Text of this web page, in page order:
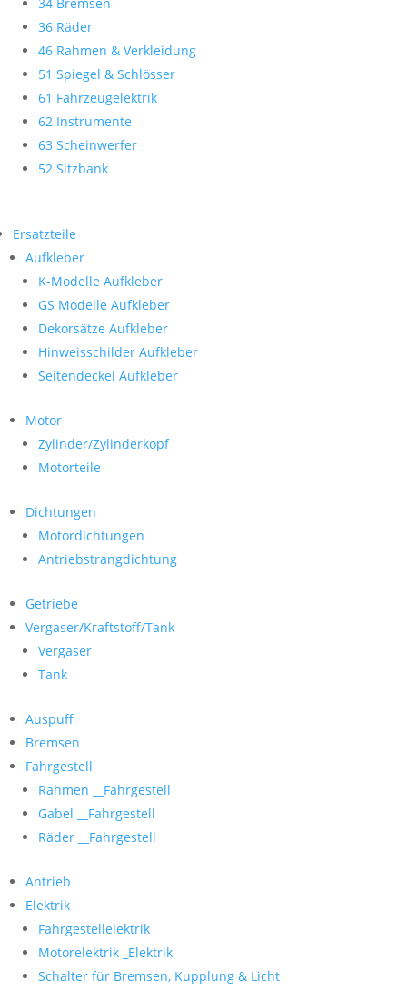
36 Räder
46 Rahmen & Verkleidung
51 Spiegel & Schlösser
61 Fahrzeugelektrik
62 Instrumente
63 Scheinwerfer
52 Sitzbank
Ersatzteile
Aufkleber
K-Modelle Aufkleber
GS Modelle Aufkleber
Dekorsätze Aufkleber
Hinweisschilder Aufkleber
Seitendeckel Aufkleber
Motor
Zylinder/Zylinderkopf
Motorteile
Dichtungen
Motordichtungen
Antriebstrangdichtung
Getriebe
Vergaser/Kraftstoff/Tank
Vergaser
Tank
Auspuff
Bremsen
Fahrgestell
Rahmen __Fahrgestell
Gabel __Fahrgestell
Räder __Fahrgestell
Antrieb
Elektrik
Fahrgestellelektrik
Motorelektrik _Elektrik
Schalter für Bremsen, Kupplung & Licht